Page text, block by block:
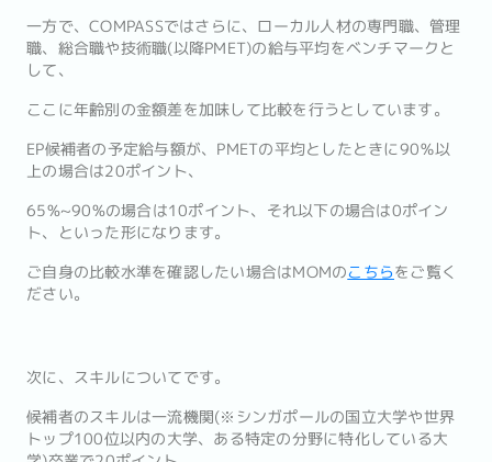
一方で、COMPASSではさらに、ローカル人材の専門職、管理
職、総合職や技術職(以降PMET)の給与平均をベンチマークと
して、
ここに年齢別の金額差を加味して比較を行うとしています。
EP候補者の予定給与額が、PMETの平均としたときに90％以
上の場合は20ポイント、
65%~90%の場合は10ポイント、それ以下の場合は0ポイン
ト、といった形になります。
ご自身の比較水準を確認したい場合はMOMのこちらをご覧く
ださい。
次に、スキルについてです。
候補者のスキルは一流機関(※シンガポールの国立大学や世界
トップ100位以内の大学、ある特定の分野に特化している大